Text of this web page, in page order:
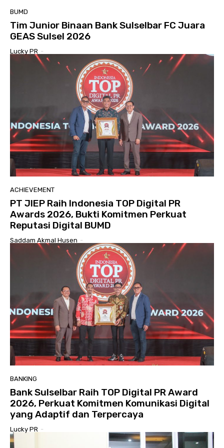
BUMD
Tim Junior Binaan Bank Sulselbar FC Juara
GEAS Sulsel 2026
Lucky PR -
ACHIEVEMENT
PT JIEP Raih Indonesia TOP Digital PR
Awards 2026, Bukti Komitmen Perkuat
Reputasi Digital BUMD
Saddam Akmal Husen -
BANKING
Bank Sulselbar Raih TOP Digital PR Award
2026, Perkuat Komitmen Komunikasi Digital
yang Adaptif dan Terpercaya
Lucky PR -